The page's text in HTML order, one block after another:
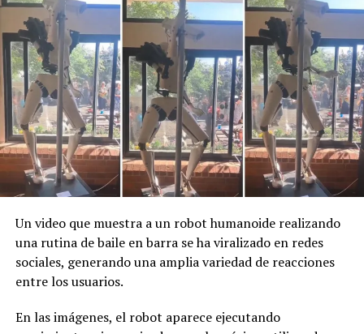
abrió paso entre una multitud de aficionados en la
Ciudad de México.
Numerosos asistentes captaron la escena con sus
teléfonos, lo que rápidamente convirtió a Merlín en un
fenómeno en Internet.
Un video que muestra a un robot humanoide realizando
una rutina de baile en barra se ha viralizado en redes
sociales, generando una amplia variedad de reacciones
entre los usuarios.
En las imágenes, el robot aparece ejecutando